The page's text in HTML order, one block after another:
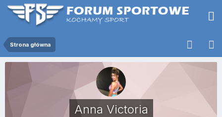
Strona główna
Anna Victoria